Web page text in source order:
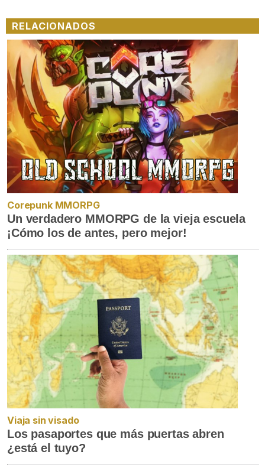
RELACIONADOS
Corepunk MMORPG
Un verdadero MMORPG de la vieja escuela
¡Cómo los de antes, pero mejor!
Viaja sin visado
Los pasaportes que más puertas abren
¿está el tuyo?